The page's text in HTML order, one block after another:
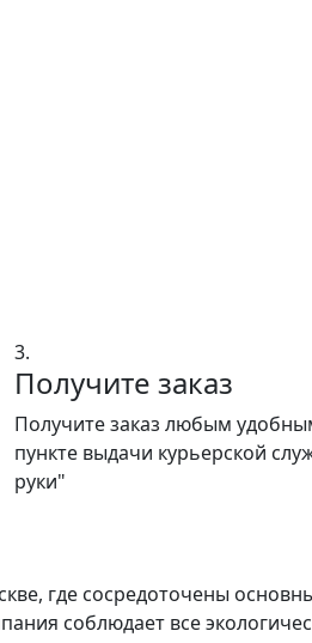
3.
Получите заказ
Получите заказ любым
пункте выдачи курьерской
руки"
где сосредоточены
соблюдает все